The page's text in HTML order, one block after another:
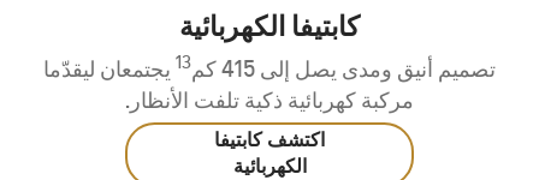
كابتيفا الكهربائية
تصميم أنيق ومدى يصل إلى 415 كم 13 يجتمعان ليقدّما
مركبة كهربائية ذكية تلفت الأنظار.
اكتشف كابتيفا
الكهربائية